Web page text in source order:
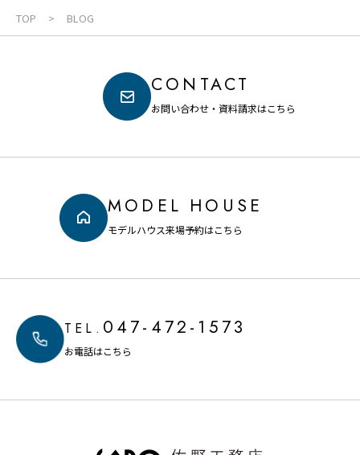
TOP BLOG
CONTACT
お問い合わせ・資料請求はこちら
MODEL HOUSE
モデルハウス来場予約はこちら
TEL. 047-472-1573
お電話はこちら